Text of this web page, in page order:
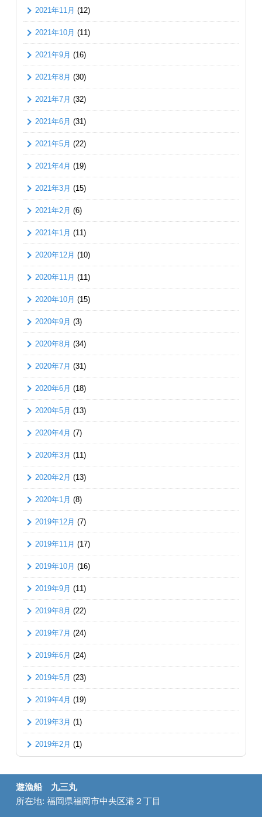
2021年11月 (12)
2021年10月 (11)
2021年9月 (16)
2021年8月 (30)
2021年7月 (32)
2021年6月 (31)
2021年5月 (22)
2021年4月 (19)
2021年3月 (15)
2021年2月 (6)
2021年1月 (11)
2020年12月 (10)
2020年11月 (11)
2020年10月 (15)
2020年9月 (3)
2020年8月 (34)
2020年7月 (31)
2020年6月 (18)
2020年5月 (13)
2020年4月 (7)
2020年3月 (11)
2020年2月 (13)
2020年1月 (8)
2019年12月 (7)
2019年11月 (17)
2019年10月 (16)
2019年9月 (11)
2019年8月 (22)
2019年7月 (24)
2019年6月 (24)
2019年5月 (23)
2019年4月 (19)
2019年3月 (1)
2019年2月 (1)
遊漁船 九三丸
所在地: 福岡県福岡市中央区港２丁目